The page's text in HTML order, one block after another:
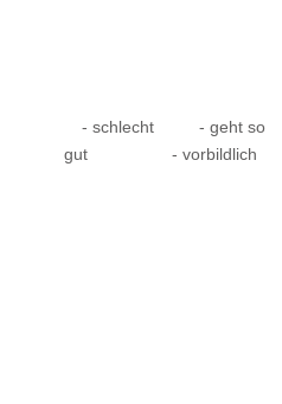
- schlecht - geht so
gut
- vorbildlich